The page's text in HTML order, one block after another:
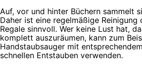
Auf, vor und hinter Büchern sammelt
Daher ist eine regelmäßige Reinigung
Regale sinnvoll. Wer keine Lust hat,
komplett auszuräumen, kann zum
Handstaubsauger mit
schnellen Entstauben verwenden.